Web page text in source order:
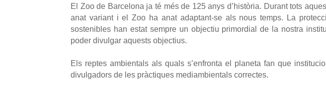
El Zoo de Barcelona ja té més de 125 anys d’història. Durant tots
anat variant i el Zoo ha anat adaptant-se als nous temps. La
sostenibles han estat sempre un objectiu primordial de la nostra
poder divulgar aquests objectius.
Els reptes ambientals als quals s’enfronta el planeta fan que
divulgadors de les pràctiques mediambientals correctes.